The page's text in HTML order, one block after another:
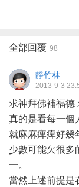
全部回覆 98
靜竹林
2013-9-3
求神拜佛補福德
真的是看每一個
就麻麻痺痺好幾
少數可能欠很多
一。
當然上述前提是